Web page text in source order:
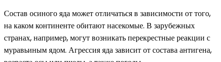
Состав осиного яда может отличаться в зависимости от того,
на каком континенте обитают насекомые. В зарубежных
странах, например, могут возникать перекрестные реакции с
муравьиным ядом. Агрессия яда зависит от состава антигена,